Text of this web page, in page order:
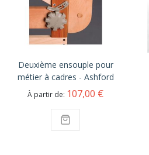
Deuxième ensouple pour
métier à cadres - Ashford
À partir de 107,00 €